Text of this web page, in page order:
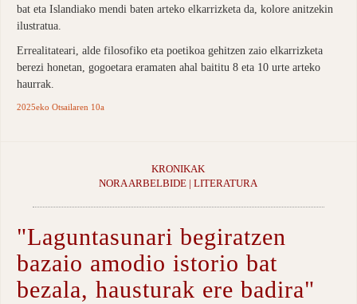
bat eta Islandiako mendi baten arteko elkarrizketa da, kolore anitzekin
ilustratua.
Errealitateari, alde filosofiko eta poetikoa gehitzen zaio elkarrizketa
berezi honetan, gogoetara eramaten ahal baititu 8 eta 10 urte arteko
haurrak.
2025eko Otsailaren 10a
KRONIKAK
NORA ARBELBIDE | LITERATURA
"Laguntasunari begiratzen
bazaio amodio istorio bat
bezala, hausturak ere badira"